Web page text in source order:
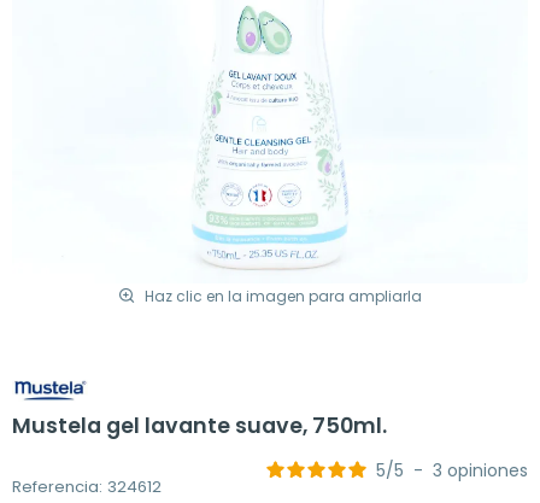
Haz clic en la imagen para ampliarla
Mustela gel lavante suave, 750ml.
Referencia: 324612
5/5 - 3 opiniones